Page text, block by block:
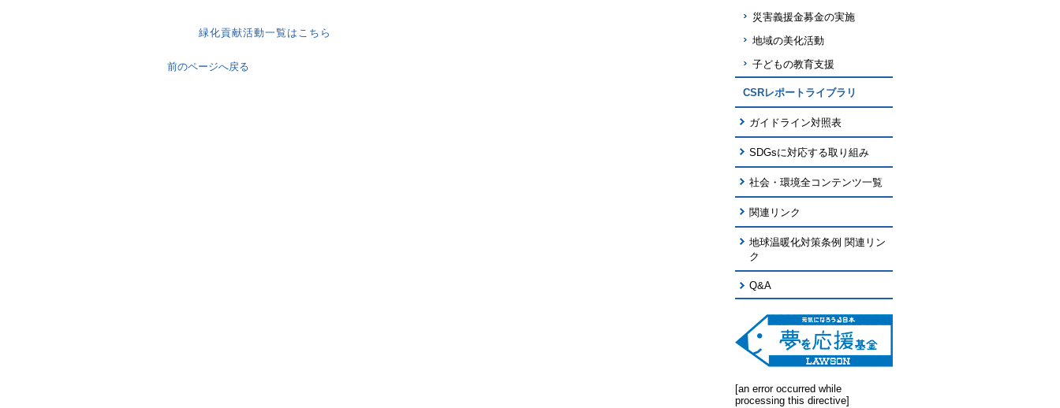
緑化貢献活動一覧はこちら
前のページへ戻る
災害義援金募金の実施
地域の美化活動
子どもの教育支援
CSRレポートライブラリ
ガイドライン対照表
SDGsに対応する取り組み
社会・環境全コンテンツ一覧
関連リンク
地球温暖化対策条例 関連リン
ク
Q&A
[an error occurred while
processing this directive]